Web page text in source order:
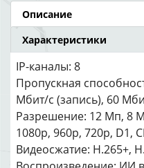
Описание
Характеристики
IP-каналы: 8
Пропускная
Мбит/с (запись), 60
Разрешение: 12 Мп, 8
1080p, 960p, 720p, D1,
Видеосжатие: H.265+,